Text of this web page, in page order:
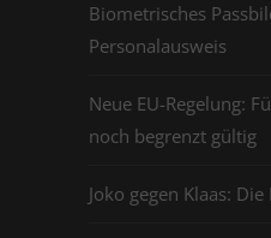
Biometrisches
Personalausweis
Neue EU-Regelung:
noch begrenzt gültig
Joko gegen Klaas: